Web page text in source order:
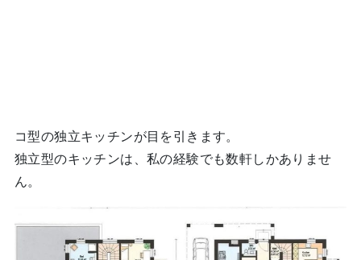
コ型の独立キッチンが目を引きます。
独立型のキッチンは、私の経験でも数軒しかありませ
ん。